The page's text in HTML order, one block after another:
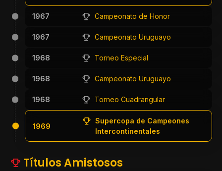
1967 Campeonato de Honor
1967 Campeonato Uruguayo
1968 Torneo Especial
1968 Campeonato Uruguayo
1968 Torneo Cuadrangular
1969
Supercopa de Campeones
Intercontinentales
Títulos Amistosos